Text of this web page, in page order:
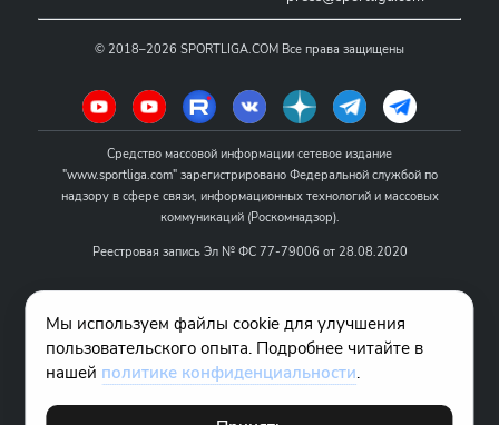
© 2018–2026 SPORTLIGA.COM Все права защищены
Средство массовой информации сетевое издание
"www.sportliga.com" зарегистрировано Федеральной службой по
надзору в сфере связи, информационных технологий и массовых
коммуникаций (Роскомнадзор).
Реестровая запись Эл № ФС 77-79006 от 28.08.2020
Учредитель СМИ сетевого издания "www.sportliga.com": ИП Чамин
О.Н.
Главный редактор СМИ сетевого издания "www.sportliga.com":
Хаимов Д.И.
Мы используем файлы cookie для улучшения
пользовательского опыта. Подробнее читайте в
нашей политике конфиденциальности.